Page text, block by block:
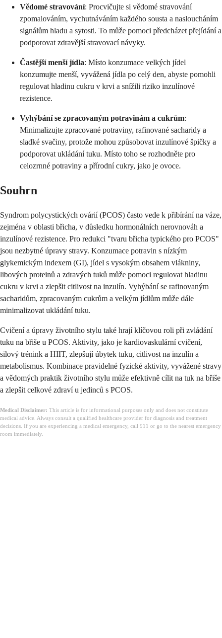
Vědomé stravování: Procvičujte si vědomé stravování
zpomalováním, vychutnáváním každého sousta a nasloucháním
signálům hladu a sytosti. To může pomoci předcházet přejídání a
podporovat zdravější stravovací návyky.
Častější menší jídla: Místo konzumace velkých jídel
konzumujte menší, vyvážená jídla po celý den, abyste pomohli
regulovat hladinu cukru v krvi a snížili riziko inzulínové
rezistence.
Vyhýbání se zpracovaným potravinám a cukrům:
Minimalizujte zpracované potraviny, rafinované sacharidy a
sladké svačiny, protože mohou způsobovat inzulínové špičky a
podporovat ukládání tuku. Místo toho se rozhodněte pro
celozrnné potraviny a přírodní cukry, jako je ovoce.
Souhrn
Syndrom polycystických ovárií (PCOS) často vede k přibírání na váze,
zejména v oblasti břicha, v důsledku hormonálních nerovnováh a
inzulínové rezistence. Pro redukci "tvaru břicha typického pro PCOS"
jsou nezbytné úpravy stravy. Konzumace potravin s nízkým
glykemickým indexem (GI), jídel s vysokým obsahem vlákniny,
libových proteinů a zdravých tuků může pomoci regulovat hladinu
cukru v krvi a zlepšit citlivost na inzulín. Vyhýbání se rafinovaným
sacharidům, zpracovaným cukrům a velkým jídlům může dále
minimalizovat ukládání tuku.
Cvičení a úpravy životního stylu také hrají klíčovou roli při zvládání
tuku na břiše u PCOS. Aktivity, jako je kardiovaskulární cvičení,
silový trénink a HIIT, zlepšují úbytek tuku, citlivost na inzulín a
metabolismus. Kombinace pravidelné fyzické aktivity, vyvážené stravy
a vědomých praktik životního stylu může efektivně cílit na tuk na břiše
a zlepšit celkové zdraví u jedinců s PCOS.
Medical Disclaimer: This article is for informational purposes only and does not constitute
medical advice. Always consult a qualified healthcare provider for diagnosis and treatment
decisions. If you are experiencing a medical emergency, call 911 or go to the nearest emergency
room immediately.